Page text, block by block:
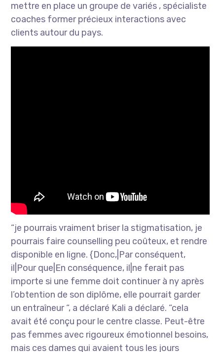
mettre en place un groupe de variés , spécialiste
coaches former précieux interactions avec
clients autour du pays.
“je pourrais vraiment briser la stigmatisation, je
pourrais faire counselling peu coûteux, et rendre
disponible en ligne. {Donc,|Par conséquent,
il|Pour que|En conséquence, il|ne ferait pas
importe si une femme doit continuer à ny après
l’obtention de son diplôme, elle pourrait garder
un entraîneur “, a déclaré Kali a déclaré. “cela
avait été conçu pour le centre classe. Peut-être
pas femmes avec rigoureux émotionnel besoins,
mais ces dames qui avaient tous les jours